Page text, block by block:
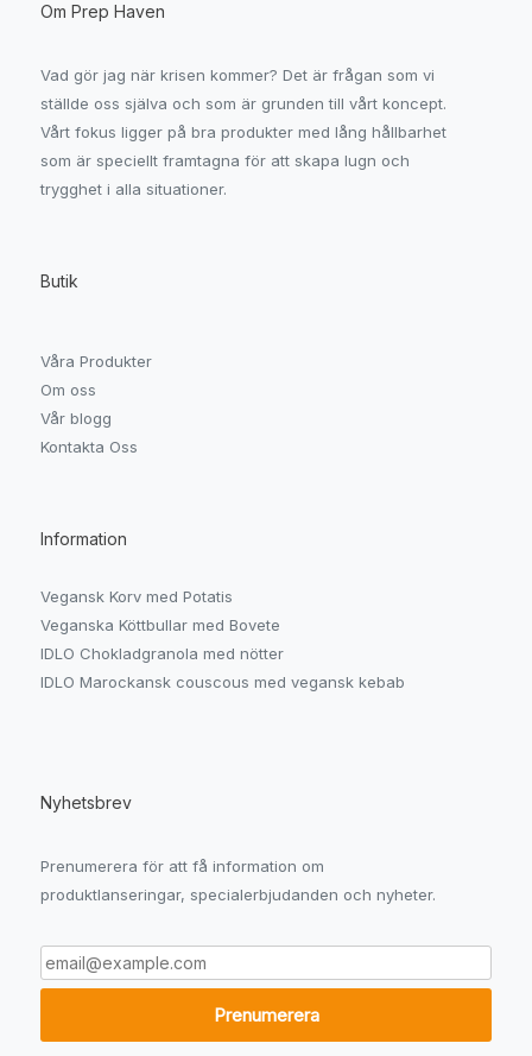
Om Prep Haven
Vad gör jag när krisen kommer? Det är frågan som vi
ställde oss själva och som är grunden till vårt koncept.
Vårt fokus ligger på bra produkter med lång hållbarhet
som är speciellt framtagna för att skapa lugn och
trygghet i alla situationer.
Butik
Våra Produkter
Om oss
Vår blogg
Kontakta Oss
Information
Vegansk Korv med Potatis
Veganska Köttbullar med Bovete
IDLO Chokladgranola med nötter
IDLO Marockansk couscous med vegansk kebab
Nyhetsbrev
Prenumerera för att få information om
produktlanseringar, specialerbjudanden och nyheter.